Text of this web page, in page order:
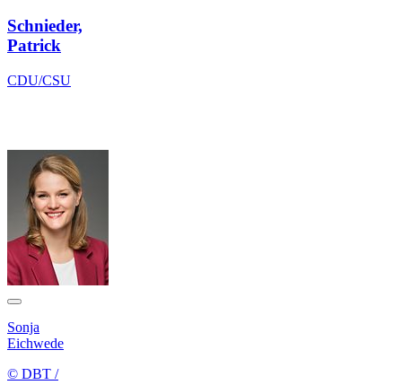
Schnieder,
Patrick
CDU/CSU
Sonja
Eichwede
© DBT /